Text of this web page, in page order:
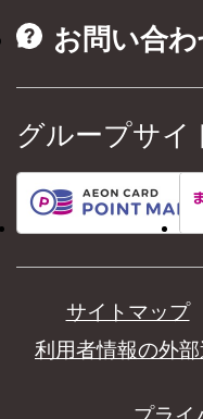
お問い合
グループサイ
サイトマップ
利用者情報の外